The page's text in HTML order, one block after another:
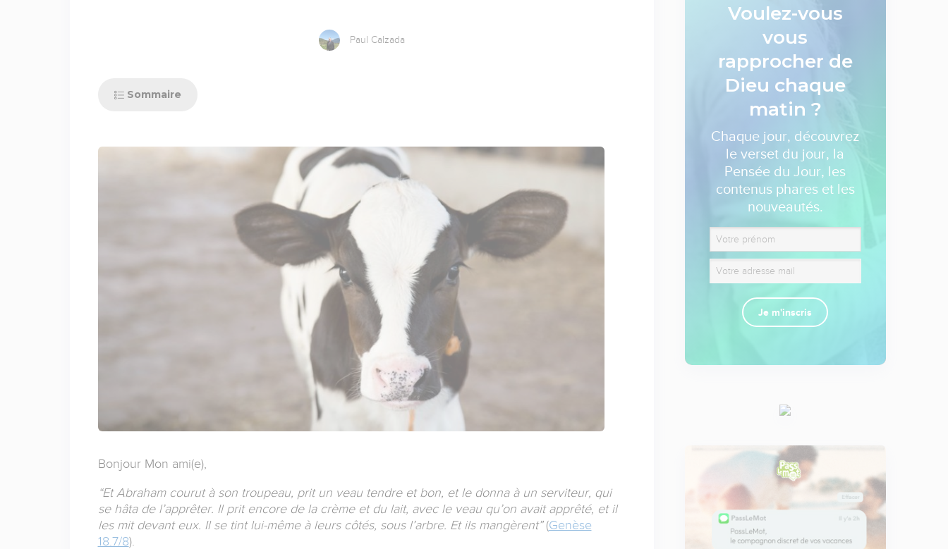
Paul Calzada
Sommaire
Bonjour Mon ami(e),
“Et Abraham courut à son troupeau, prit un veau tendre et bon, et le donna à un serviteur, qui
se hâta de l’apprêter. Il prit encore de la crème et du lait, avec le veau qu’on avait apprêté, et il
les mit devant eux. Il se tint lui-même à leurs côtés, sous l’arbre. Et ils mangèrent”(Genèse
18.7/8).
Voulez-vous
vous
rapprocher de
Dieu chaque
matin ?
Chaque jour, découvrez
le verset du jour, la
Pensée du Jour, les
contenus phares et les
nouveautés.
Je m'inscris